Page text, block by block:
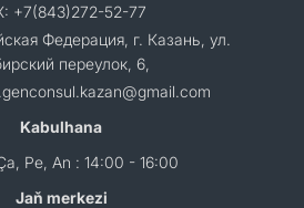
+7(843)272-52-77
Федерация, г. Казань, ул.
переулок, 6,
Kabulhana
Pe, An : 14:00 - 16:00
Jaň merkezi